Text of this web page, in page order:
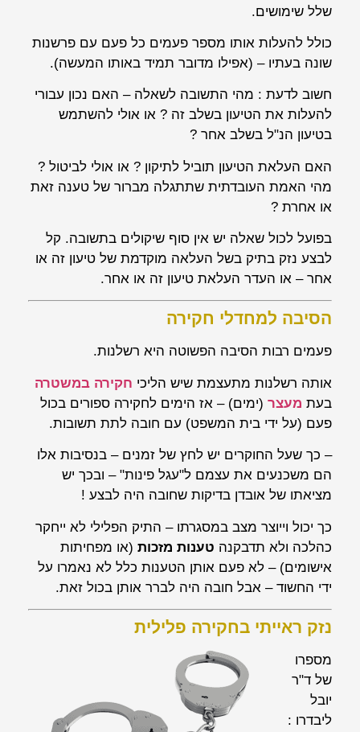
שלל שימושים.
כולל להעלות אותו מספר פעמים כל פעם עם פרשנות
שונה בעתיו – (אפילו מדובר תמיד באותו המעשה).
חשוב לדעת : מהי התשובה לשאלה – האם נכון עבורי
להעלות את הטיעון בשלב זה ? או אולי להשתמש
בטיעון הנ"ל בשלב אחר ?
האם העלאת הטיעון תוביל לתיקון ? או אולי לביטול ?
מהי האמת העובדתית שתתגלה מברור של טענה זאת
או אחרת ?
בפועל לכול שאלה יש אין סוף שיקולים בתשובה. קל
לבצע נזק בתיק בשל העלאה מוקדמת של טיעון זה או
אחר – או העדר העלאת טיעון זה או אחר.
הסיבה למחדלי חקירה
פעמים רבות הסיבה הפשוטה היא רשלנות.
אותה רשלנות מתעצמת שיש הליכי חקירה במשטרה
בעת מעצר (ימים) – אז הימים לחקירה ספורים בכול
פעם (על ידי בית המשפט) עם חובה לתת תשובות.
– כך שעל החוקרים יש לחץ של זמנים – בנסיבות אלו
הם משכנעים את עצמם ל"עגל פינות" – ובכך יש
מציאתו של אובדן בדיקות שחובה היה לבצע !
כך יכול וייוצר מצב במסגרתו – התיק הפלילי לא ייחקר
כהלכה ולא תדבקנה טענות מזכות (או מפחיתות
אישומים) – לא פעם אותן הטענות כלל לא נאמרו על
ידי החשוד – אבל חובה היה לברר אותן בכול זאת.
נזק ראייתי בחקירה פלילית
מספרו
של ד"ר
יובל
ליבדרו :